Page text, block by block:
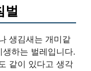
벌
생김새는 개미같
하는 벌레입니다.
같이 있다고 생각